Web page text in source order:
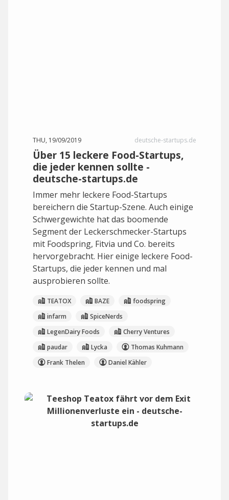
THU, 19/09/2019 deutsche-startups.de
Über 15 leckere Food-Startups,
die jeder kennen sollte -
deutsche-startups.de
Immer mehr leckere Food-Startups
bereichern die Startup-Szene. Auch einige
Schwergewichte hat das boomende
Segment der Leckerschmecker-Startups
mit Foodspring, Fitvia und Co. bereits
hervorgebracht. Hier einige leckere Food-
Startups, die jeder kennen und mal
ausprobieren sollte.
TEATOX BAZE
foodspring
infarm
SpiceNerds
LegenDairy Foods
Cherry Ventures
paudar
Lycka
Thomas Kuhmann
Frank Thelen
Daniel Kähler